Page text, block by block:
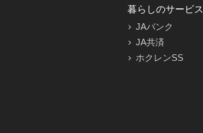
暮らしのサービス
JAバンク
JA共済
ホクレンSS